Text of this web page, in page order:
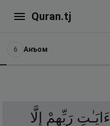
Quran.tj
6 Анъом
ءَايَـٰتِ رَبِّهِمْ
إِلَّا